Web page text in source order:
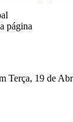
página
Terça, 19 de